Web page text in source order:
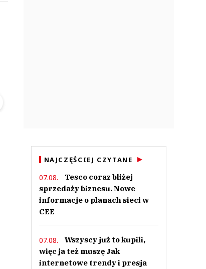
NAJCZĘŚCIEJ CZYTANE
07.08.
Tesco coraz bliżej
sprzedaży biznesu. Nowe
informacje o planach sieci w
CEE
07.08.
Wszyscy już to kupili,
więc ja też muszę Jak
internetowe trendy i presja